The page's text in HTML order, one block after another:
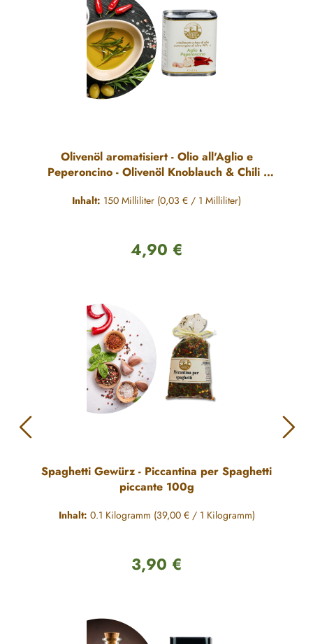
Olivenöl aromatisiert - Olio all'Aglio e
Peperoncino - Olivenöl Knoblauch & Chili -
Inhalt: 150 Milliliter (0,03 € / 1 Milliliter)
Regulärer Preis:
4,90 €
Spaghetti Gewürz - Piccantina per Spaghetti
piccante 100g
Inhalt: 0.1 Kilogramm (39,00 € / 1 Kilogramm)
Regulärer Preis:
3,90 €